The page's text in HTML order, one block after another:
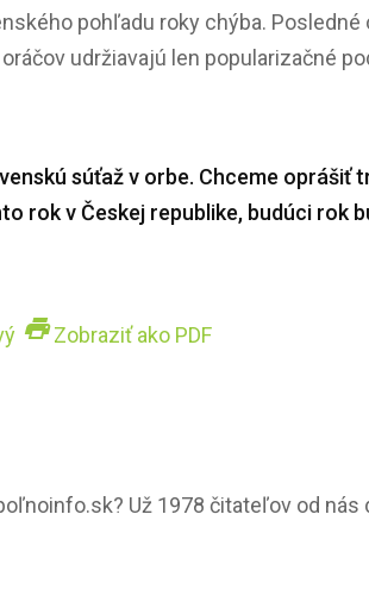
pohľadu roky chýba.
udržiavajú len popularizačné
súťaž v orbe. Chceme
rok v Českej republike, budúci rok
printZobraziť ako PDF
Už 1978 čitateľov od